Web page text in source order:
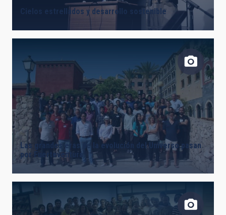
Cielos estrellados y desarrollo sostenible
Las grandes eras de la evolución del Universo pasan
por Fuerteventura